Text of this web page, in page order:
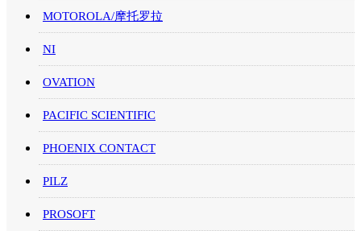
MOTOROLA/摩托罗拉
NI
OVATION
PACIFIC SCIENTIFIC
PHOENIX CONTACT
PILZ
PROSOFT